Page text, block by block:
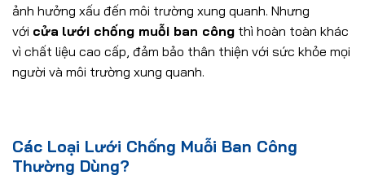
ảnh hưởng xấu đến môi trường xung quanh. Nhưng
với cửa lưới chống muỗi ban công thì hoàn toàn khác
vì chất liệu cao cấp, đảm bảo thân thiện với sức khỏe mọi
người và môi trường xung quanh.
Các Loại Lưới Chống Muỗi Ban Công
Thường Dùng?